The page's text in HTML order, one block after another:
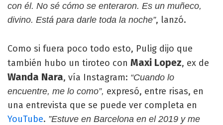
con él. No sé cómo se enteraron. Es un muñeco,
divino. Está para darle toda la noche”, lanzó.
Como si fuera poco todo esto, Pulig dijo que
también hubo un tiroteo con Maxi Lopez, ex de
Wanda Nara, vía Instagram: “Cuando lo
encuentre, me lo como”, expresó, entre risas, en
una entrevista que se puede ver completa en
YouTube. ”Estuve en Barcelona en el 2019 y me